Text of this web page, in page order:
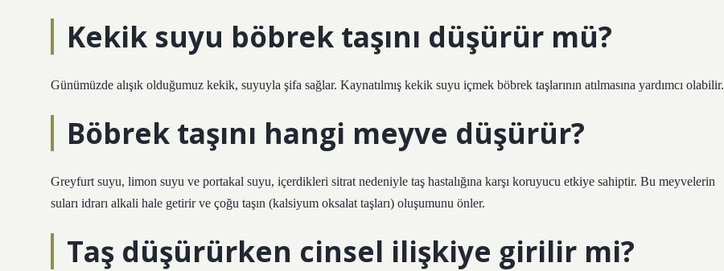
Kekik suyu böbrek taşını düşürür mü?
Günümüzde alışık olduğumuz kekik, suyuyla şifa sağlar. Kaynatılmış kekik suyu içmek böbrek taşlarının atılmasına yardımcı olabilir.
Böbrek taşını hangi meyve düşürür?
Greyfurt suyu, limon suyu ve portakal suyu, içerdikleri sitrat nedeniyle taş hastalığına karşı koruyucu etkiye sahiptir. Bu meyvelerin
suları idrarı alkali hale getirir ve çoğu taşın (kalsiyum oksalat taşları) oluşumunu önler.
Taş düşürürken cinsel ilişkiye girilir mi?